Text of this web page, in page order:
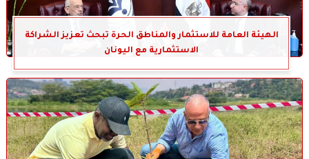
الهيئة العامة للاستثمار والمناطق الحرة تبحث تعزيز الشراكة
الاستثمارية مع اليونان